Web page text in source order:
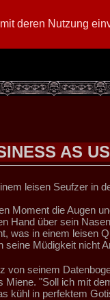
deren Nutzung
AS
leisen Seufzer in
Moment die Augen
Hand über sein
was in einem leisen
seine Müdigkeit nicht
seinem
Miene. "Soll ich mit
kühl in perfektem